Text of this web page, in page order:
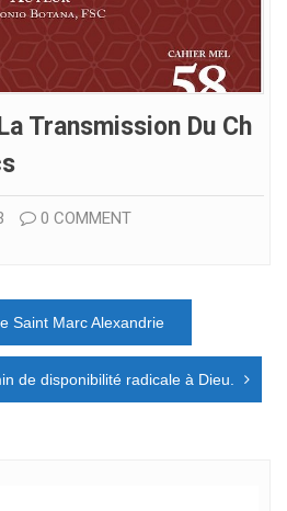
Transmission Du Ch
0 COMMENT
Saint Marc Alexandrie
de disponibilité radicale à Dieu.